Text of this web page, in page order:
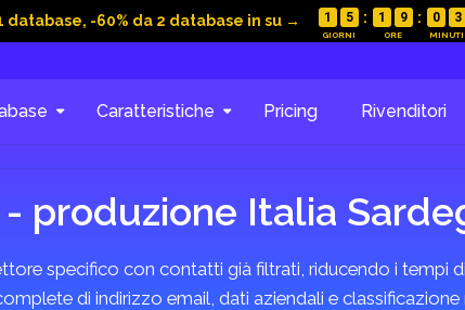
database, -60% da 2 database in su → 1 5 1 9 0 3
Caratteristiche Pricing Rivenditori
produzione Italia
specifico con contatti già filtrati, riducendo i tempi
di indirizzo email, dati aziendali e